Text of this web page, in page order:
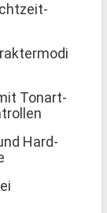
Tonart-
Hard-